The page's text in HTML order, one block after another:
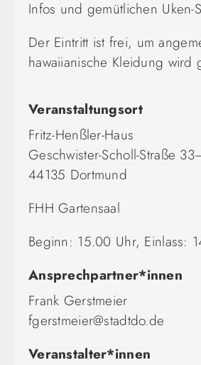
Infos und gemütlichen Uken-
Der Eintritt ist frei, um
hawaiianische Kleidung wird
Veranstaltungsort
Fritz-Henßler-Haus
Geschwister-Scholl-Straße
44135 Dortmund
FHH Gartensaal
Beginn: 15.00 Uhr, Einlass:
Ansprechpartner*innen
Frank Gerstmeier
fgerstmeier@stadtdo.de
Veranstalter*innen